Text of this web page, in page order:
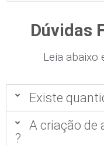
Dúvidas
Leia abaixo
Existe
A criação de
?